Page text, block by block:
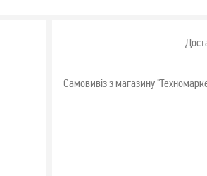
Самовивіз з магазину